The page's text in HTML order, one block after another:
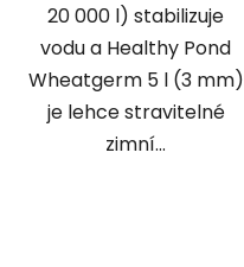
20 000 l) stabilizuje
vodu a Healthy Pond
Wheatgerm 5 l (3 mm)
je lehce stravitelné
zimní...